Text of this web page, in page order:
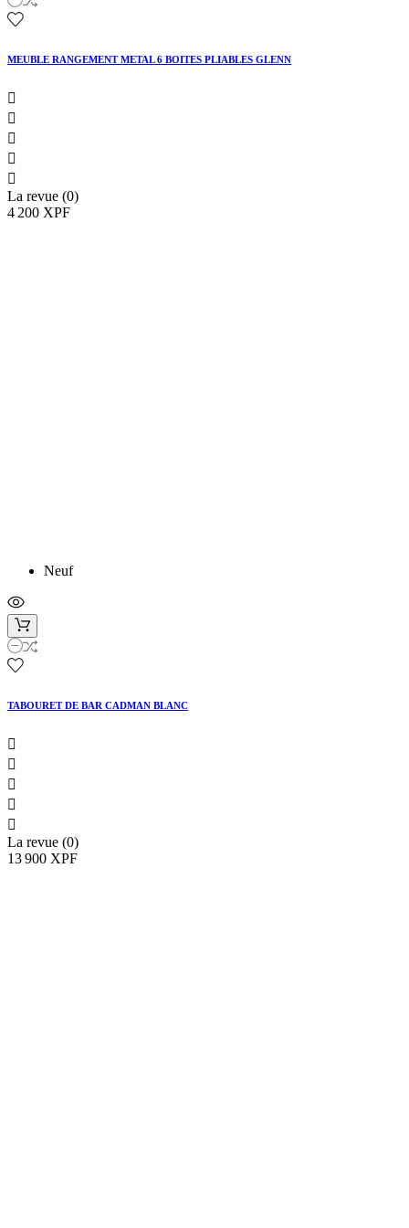
MEUBLE RANGEMENT METAL 6 BOITES PLIABLES GLENN





La revue (0)
4 200 XPF
Neuf
TABOURET DE BAR CADMAN BLANC





La revue (0)
13 900 XPF